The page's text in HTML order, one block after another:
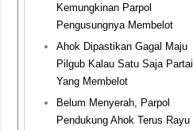
Kemungkinan Parpol
Pengusungnya Membelot
Ahok Dipastikan Gagal Maju
Pilgub Kalau Satu Saja Partai
Yang Membelot
Belum Menyerah, Parpol
Pendukung Ahok Terus Rayu